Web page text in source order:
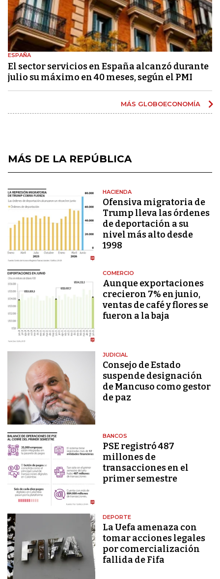
ESPAÑA
El sector servicios en España alcanzó durante
julio su máximo en 40 meses, según el PMI
MÁS GLOBOECONOMÍA
MÁS DE LA REPÚBLICA
HACIENDA
Ofensiva migratoria de
Trump lleva las órdenes
de deportación a su
nivel más alto desde
1998
COMERCIO
Aunque exportaciones
crecieron 7% en junio,
ventas de café y flores se
fueron a la baja
JUDICIAL
Consejo de Estado
suspende designación
de Mancuso como gestor
de paz
BANCOS
PSE registró 487
millones de
transacciones en el
primer semestre
DEPORTE
La Uefa amenaza con
tomar acciones legales
por comercialización
fallida de Fifa